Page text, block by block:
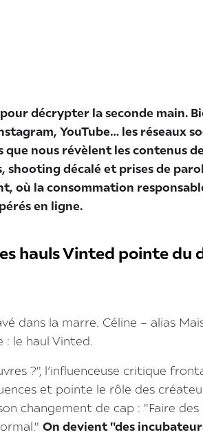
décrypter la seconde main.
YouTube… les réseaux
que nous révèlent les contenus
décalé et prises de
où la consommation
en ligne.
hauls Vinted pointe du
dans la marre. Céline – alias
le haul Vinted.
?", l’influenceuse critique
et pointe le rôle des
changement de cap : "Faire
On devient "des